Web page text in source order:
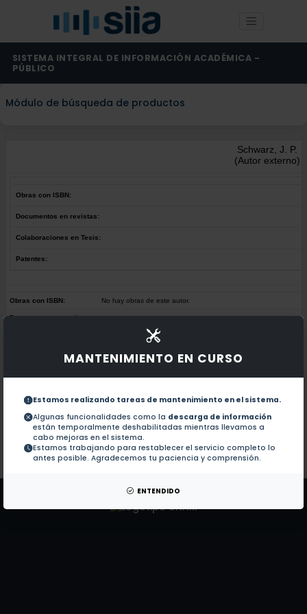
MANTENIMIENTO EN CURSO
Estamos realizando tareas de mantenimiento en el sistema.
Algunas funcionalidades como la descarga de información
están temporalmente deshabilitadas mientras llevamos a
cabo mejoras en el sistema.
Estamos trabajando para restablecer el servicio completo lo
antes posible. Agradecemos tu paciencia y comprensión.
ENTENDIDO
SISTEMA INTEGRAL DE INFORMACIÓN ACADÉMICA -
PÚBLICO
Módulo de búsqueda de productos
Schwarz, J. P.
(Autor externo)
Obras con ISBN:
Documentos en revistas:
Colaboraciones en Tesis:
Patentes:
Obras con ISBN: No hay obras de este autor.
Documentos en revistas:
Pollution and its Impacts on the South American
Colaboraciones en Tesis: No hay tesis de este autor.